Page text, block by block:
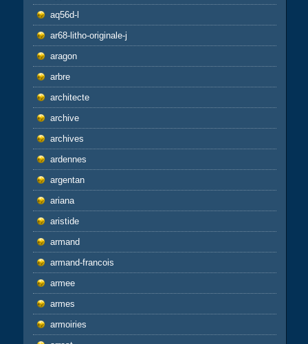
aq56d-l
ar68-litho-originale-j
aragon
arbre
architecte
archive
archives
ardennes
argentan
ariana
aristide
armand
armand-francois
armee
armes
armoiries